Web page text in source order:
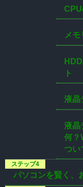
CPU
メ
ト
液晶
液晶
何？
つい
パソコンを賢く、